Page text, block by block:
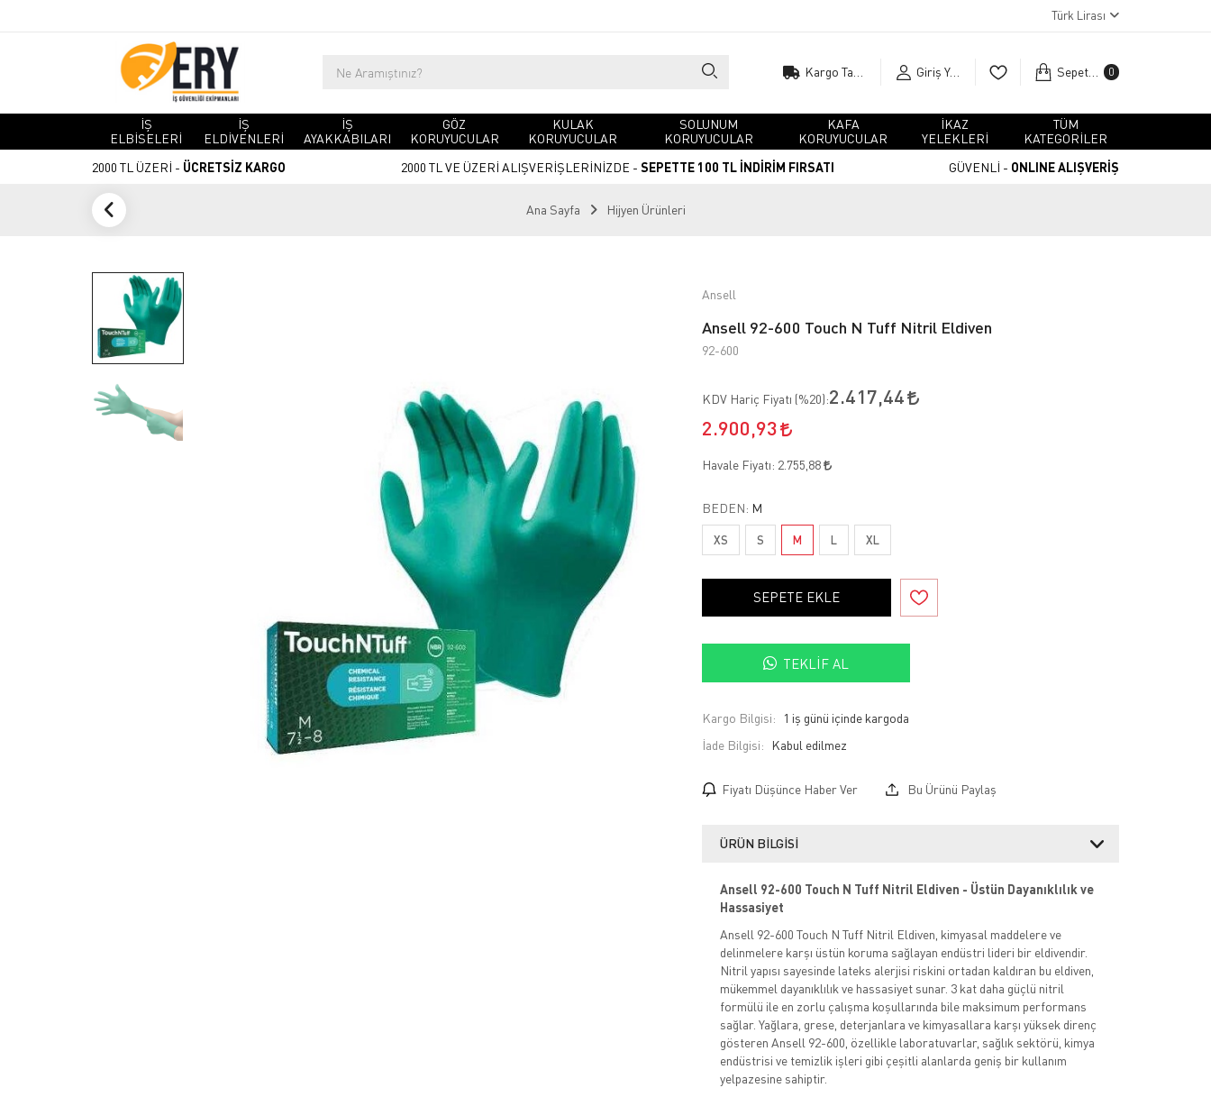
Türk Lirası
Giriş Yap Sepetim 0
İŞ
ELBİSELERİ
İŞ
ELDİVENLERİ
İŞ
AYAKKABILARI
GÖZ
KORUYUCULAR
KULAK
KORUYUCULAR
SOLUNUM
KORUYUCULAR
KAFA
KORUYUCULAR
İKAZ
YELEKLERİ
TÜM
KATEGORİLER
2000 TL ÜZERİ - ÜCRETSİZ KARGO 2000 TL VE ÜZERİ ALIŞVERİŞLERİNİZDE - SEPETTE 100 TL İNDİRİM FIRSATI GÜVENLİ - ONLINE ALIŞVERİŞ
Ana Sayfa Hijyen Ürünleri
Ansell
Ansell 92-600 Touch N Tuff Nitril Eldiven
92-600
KDV Hariç Fiyatı (%20):2.417,44
2.900,93
Havale Fiyatı: 2.755,88
BEDEN: M
XS S M L XL
SEPETE EKLE
TEKLIF AL
Kargo Bilgisi:
1 iş günü içinde kargoda
İade Bilgisi:
Fiyatı Düşünce Haber Ver Bu Ürünü Paylaş
ÜRÜN BILGISI
Ansell 92-600 Touch N Tuff Nitril Eldiven - Üstün Dayanıklılık ve
Hassasiyet
Ansell 92-600 Touch N Tuff Nitril Eldiven, kimyasal maddelere ve
delinmelere karşı üstün koruma sağlayan endüstri lideri bir eldivendir.
Nitril yapısı sayesinde lateks alerjisi riskini ortadan kaldıran bu eldiven,
mükemmel dayanıklılık ve hassasiyet sunar. 3 kat daha güçlü nitril
formülü ile en zorlu çalışma koşullarında bile maksimum performans
sağlar. Yağlara, grese, deterjanlara ve kimyasallara karşı yüksek direnç
gösteren Ansell 92-600, özellikle laboratuvarlar, sağlık sektörü, kimya
endüstrisi ve temizlik işleri gibi çeşitli alanlarda geniş bir kullanım
yelpazesine sahiptir.